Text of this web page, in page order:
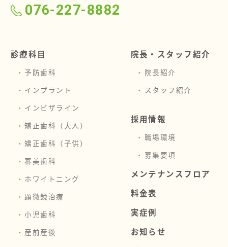
076-227-8882
診療科目
予防歯科
インプラント
インビザライン
矯正歯科（大人）
矯正歯科（子供）
審美歯科
ホワイトニング
顕微鏡治療
小児歯科
産前産後
院長・スタッフ紹介
院長紹介
スタッフ紹介
採用情報
職場環境
募集要項
メンテナンスフロア
料金表
実症例
お知らせ